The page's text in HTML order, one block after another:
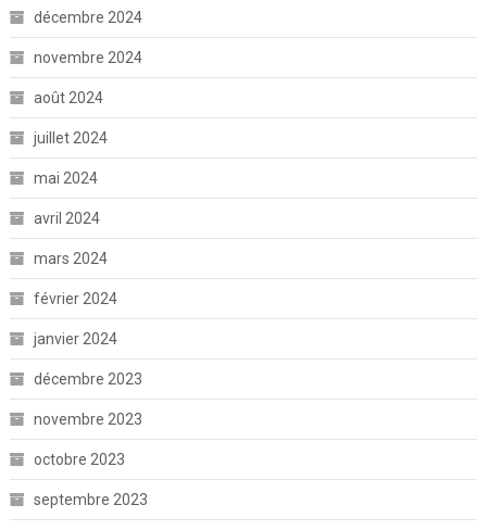
décembre 2024
novembre 2024
août 2024
juillet 2024
mai 2024
avril 2024
mars 2024
février 2024
janvier 2024
décembre 2023
novembre 2023
octobre 2023
septembre 2023